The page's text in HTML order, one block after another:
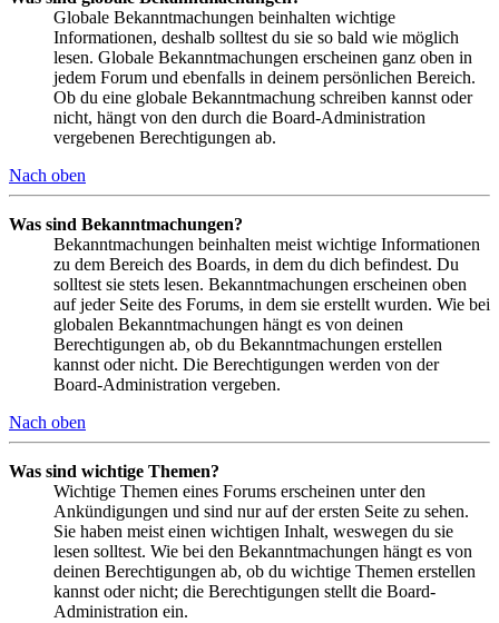
Globale Bekanntmachungen beinhalten wichtige
Informationen, deshalb solltest du sie so bald wie möglich
lesen. Globale Bekanntmachungen erscheinen ganz oben in
jedem Forum und ebenfalls in deinem persönlichen Bereich.
Ob du eine globale Bekanntmachung schreiben kannst oder
nicht, hängt von den durch die Board-Administration
vergebenen Berechtigungen ab.
Nach oben
Was sind Bekanntmachungen?
Bekanntmachungen beinhalten meist wichtige Informationen
zu dem Bereich des Boards, in dem du dich befindest. Du
solltest sie stets lesen. Bekanntmachungen erscheinen oben
auf jeder Seite des Forums, in dem sie erstellt wurden. Wie bei
globalen Bekanntmachungen hängt es von deinen
Berechtigungen ab, ob du Bekanntmachungen erstellen
kannst oder nicht. Die Berechtigungen werden von der
Board-Administration vergeben.
Nach oben
Was sind wichtige Themen?
Wichtige Themen eines Forums erscheinen unter den
Ankündigungen und sind nur auf der ersten Seite zu sehen.
Sie haben meist einen wichtigen Inhalt, weswegen du sie
lesen solltest. Wie bei den Bekanntmachungen hängt es von
deinen Berechtigungen ab, ob du wichtige Themen erstellen
kannst oder nicht; die Berechtigungen stellt die Board-
Administration ein.